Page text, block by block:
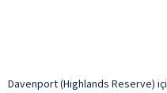
Davenport (Highlands Reserve)